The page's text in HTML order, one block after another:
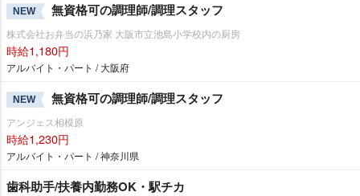
NEW 無資格可の調理師/調理スタッフ
株式会社お弁当の浜乃家 大阪市立池島小学校内の厨房
時給1,180円
アルバイト・パート / 大阪府
NEW 無資格可の調理師/調理スタッフ
アンジェス相模原
時給1,230円
アルバイト・パート / 神奈川県
歯科助手/扶養内勤務OK・駅チカ